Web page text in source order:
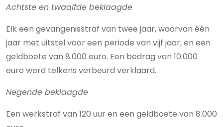
Achtste en twaalfde beklaagde
Elk een gevangenisstraf van twee jaar, waarvan één
jaar met uitstel voor een periode van vijf jaar, en een
geldboete van 8.000 euro. Een bedrag van 10.000
euro werd telkens verbeurd verklaard.
Negende beklaagde
Een werkstraf van 120 uur en een geldboete van 8.000